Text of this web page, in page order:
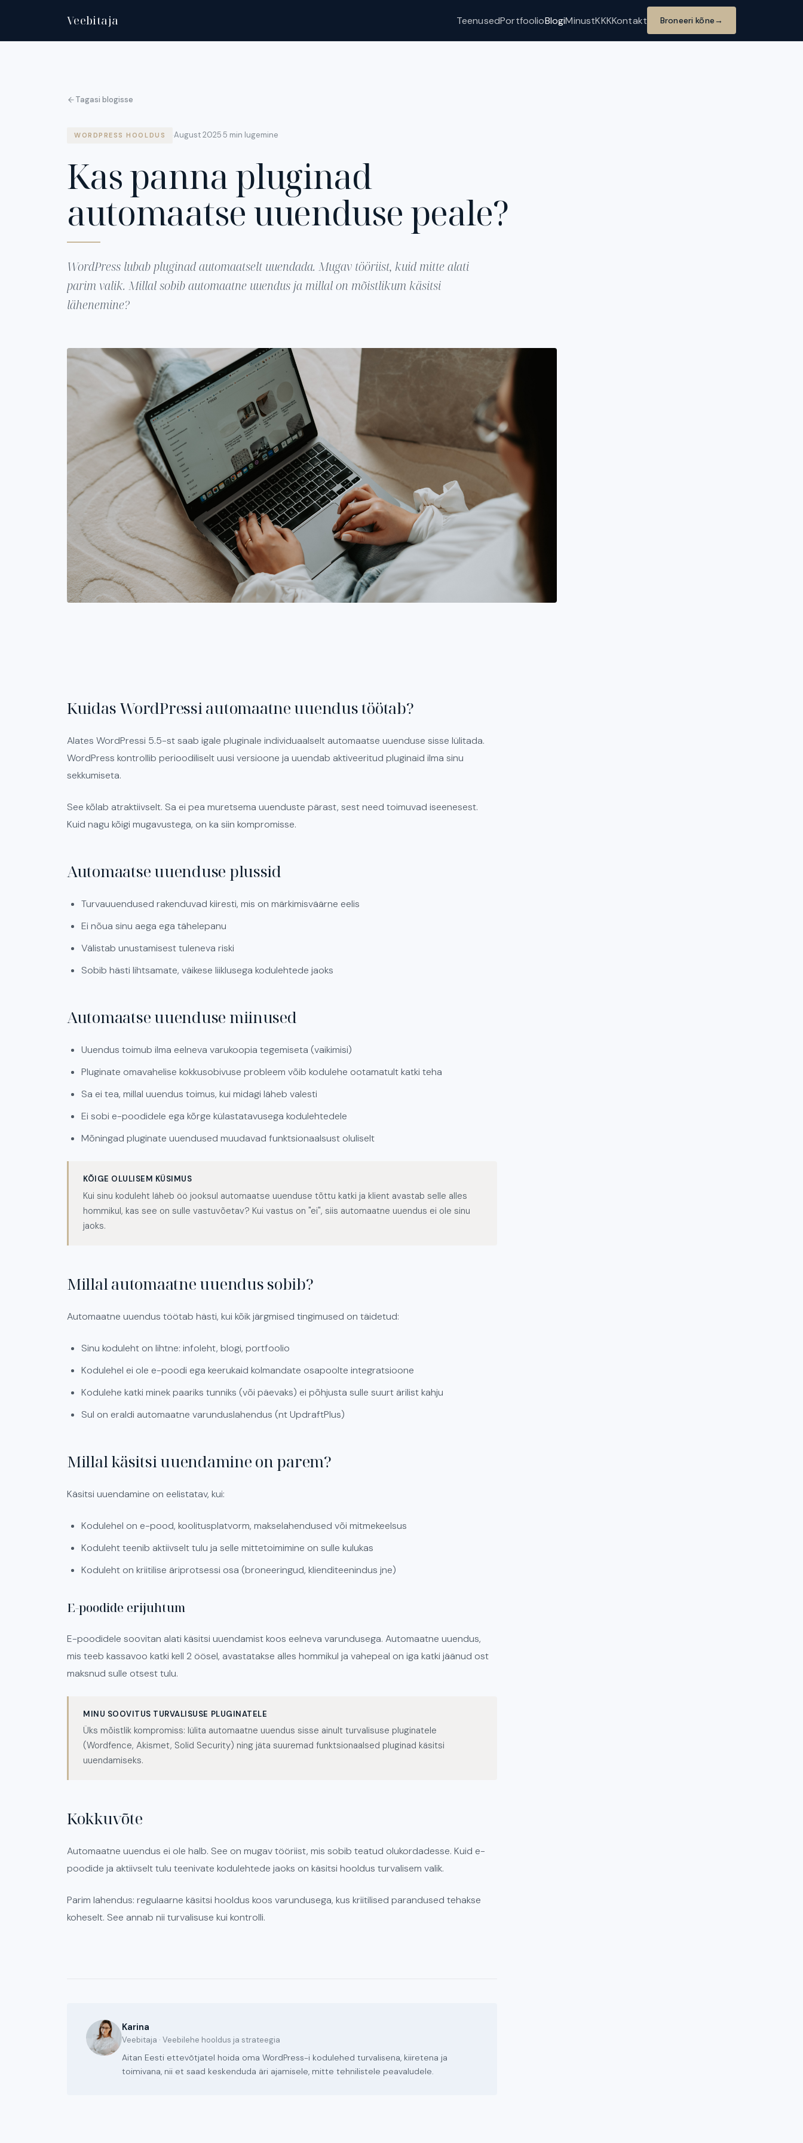
Veebitaja TeenusedPortfoolioBlogiMinustKKKKontakt Broneeri kõne→
Tagasi blogisse
WORDPRESS HOOLDUS ·August 2025·5 min lugemine
Kas panna pluginad
automaatse uuenduse peale?
WordPress lubab pluginad automaatselt uuendada. Mugav tööriist, kuid mitte alati
parim valik. Millal sobib automaatne uuendus ja millal on mõistlikum käsitsi
lähenemine?
Kuidas WordPressi automaatne uuendus töötab?
Alates WordPressi 5.5-st saab igale pluginale individuaalselt automaatse uuenduse sisse lülitada.
WordPress kontrollib perioodiliselt uusi versioone ja uuendab aktiveeritud pluginaid ilma sinu
sekkumiseta.
See kõlab atraktiivselt. Sa ei pea muretsema uuenduste pärast, sest need toimuvad iseenesest.
Kuid nagu kõigi mugavustega, on ka siin kompromisse.
Automaatse uuenduse plussid
Turvauuendused rakenduvad kiiresti, mis on märkimisväärne eelis
Ei nõua sinu aega ega tähelepanu
Välistab unustamisest tuleneva riski
Sobib hästi lihtsamate, väikese liiklusega kodulehtede jaoks
Automaatse uuenduse miinused
Uuendus toimub ilma eelneva varukoopia tegemiseta (vaikimisi)
Pluginate omavahelise kokkusobivuse probleem võib kodulehe ootamatult katki teha
Sa ei tea, millal uuendus toimus, kui midagi läheb valesti
Ei sobi e-poodidele ega kõrge külastatavusega kodulehtedele
Mõningad pluginate uuendused muudavad funktsionaalsust oluliselt
KÕIGE OLULISEM KÜSIMUS
Kui sinu koduleht läheb öö jooksul automaatse uuenduse tõttu katki ja klient avastab selle alles
hommikul, kas see on sulle vastuvõetav? Kui vastus on "ei", siis automaatne uuendus ei ole sinu
jaoks.
Millal automaatne uuendus sobib?
Automaatne uuendus töötab hästi, kui kõik järgmised tingimused on täidetud:
Sinu koduleht on lihtne: infoleht, blogi, portfoolio
Kodulehel ei ole e-poodi ega keerukaid kolmandate osapoolte integratsioone
Kodulehe katki minek paariks tunniks (või päevaks) ei põhjusta sulle suurt ärilist kahju
Sul on eraldi automaatne varunduslahendus (nt UpdraftPlus)
Millal käsitsi uuendamine on parem?
Käsitsi uuendamine on eelistatav, kui:
Kodulehel on e-pood, koolitusplatvorm, makselahendused või mitmekeelsus
Koduleht teenib aktiivselt tulu ja selle mittetoimimine on sulle kulukas
Koduleht on kriitilise äriprotsessi osa (broneeringud, klienditeenindus jne)
E-poodide erijuhtum
E-poodidele soovitan alati käsitsi uuendamist koos eelneva varundusega. Automaatne uuendus,
mis teeb kassavoo katki kell 2 öösel, avastatakse alles hommikul ja vahepeal on iga katki jäänud ost
maksnud sulle otsest tulu.
MINU SOOVITUS TURVALISUSE PLUGINATELE
Üks mõistlik kompromiss: lülita automaatne uuendus sisse ainult turvalisuse pluginatele
(Wordfence, Akismet, Solid Security) ning jäta suuremad funktsionaalsed pluginad käsitsi
uuendamiseks.
Kokkuvõte
Automaatne uuendus ei ole halb. See on mugav tööriist, mis sobib teatud olukordadesse. Kuid e-
poodide ja aktiivselt tulu teenivate kodulehtede jaoks on käsitsi hooldus turvalisem valik.
Parim lahendus: regulaarne käsitsi hooldus koos varundusega, kus kriitilised parandused tehakse
koheselt. See annab nii turvalisuse kui kontrolli.
Karina
Veebitaja · Veebilehe hooldus ja strateegia
Aitan Eesti ettevõtjatel hoida oma WordPress-i kodulehed turvalisena, kiiretena ja
toimivana, nii et saad keskenduda äri ajamisele, mitte tehnilistele peavaludele.